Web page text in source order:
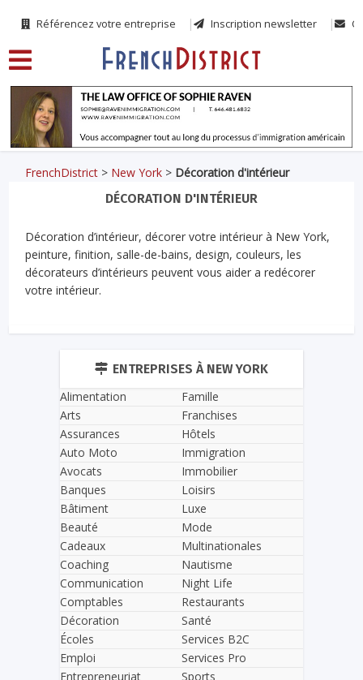
Référencez votre entreprise Inscription newsletter
FrenchDistrict > New York > Décoration d'intérieur
DÉCORATION D'INTÉRIEUR
Décoration d’intérieur, décorer votre intérieur à New York,
peinture, finition, salle-de-bains, design, couleurs, les
décorateurs d’intérieurs peuvent vous aider a redécorer
votre intérieur.
ENTREPRISES À NEW YORK
Alimentation
Arts
Assurances
Auto Moto
Avocats
Banques
Bâtiment
Beauté
Cadeaux
Coaching
Communication
Comptables
Décoration
Écoles
Emploi
Entrepreneuriat
Famille
Franchises
Hôtels
Immigration
Immobilier
Loisirs
Luxe
Mode
Multinationales
Nautisme
Night Life
Restaurants
Santé
Services B2C
Services Pro
Sports